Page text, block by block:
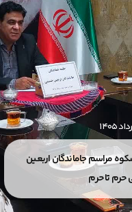
مراسم جاماندگان اربعین
تا حرم